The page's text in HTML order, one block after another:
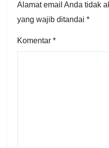
Alamat email Anda tidak
yang wajib ditandai *
Komentar *